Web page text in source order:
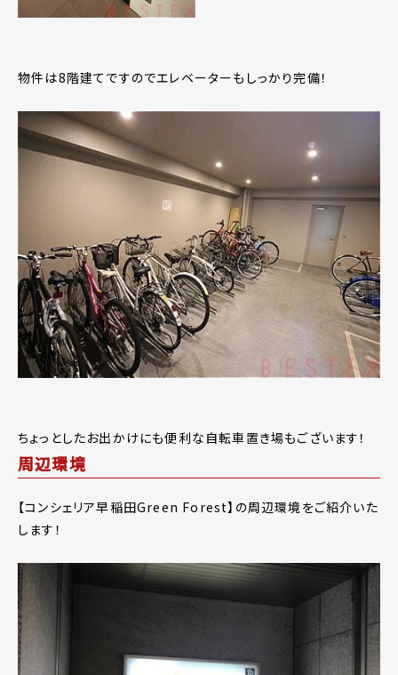
物件は8階建てですのでエレベーターもしっかり完備！
ちょっとしたお出かけにも便利な自転車置き場もございます！
周辺環境
【コンシェリア早稲田Green Forest】の周辺環境をご紹介いた
します！